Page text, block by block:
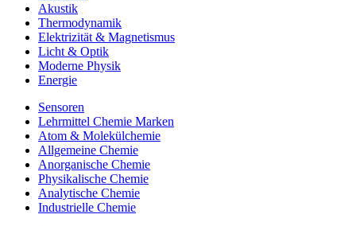
Akustik
Thermodynamik
Elektrizität & Magnetismus
Licht & Optik
Moderne Physik
Energie
Sensoren
Lehrmittel Chemie Marken
Atom & Molekülchemie
Allgemeine Chemie
Anorganische Chemie
Physikalische Chemie
Analytische Chemie
Industrielle Chemie